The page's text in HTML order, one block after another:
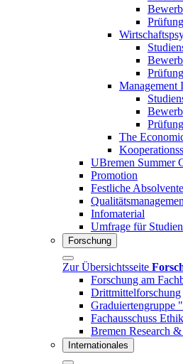
Management
The
UBremen Summer
Promotion
Festliche
Infomaterial
Umfrage für
Forschung
Zur Übersichtsseite
Forschung am
Drittmittelforschung
Graduiertengruppe
Fachausschuss
Bremen Research
Internationales